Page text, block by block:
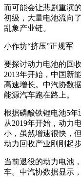
而可能会让悲剧重演
初级，大量电池流向
乱象产业链。
小作坊“挤压”正规军
要探讨动力电池的回
2013年开始，中国新
高速增长。中汽协数
能源汽车跑在路上。
根据磷酸铁锂电池5年
从2019年开始，动力
小，虽然增速很快，
动力回收产业刚刚起步
当前退役的动力电池
车。中汽协数据显示